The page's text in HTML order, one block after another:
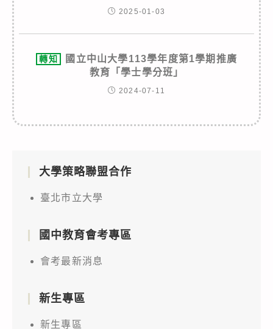
2025-01-03
轉知
國立中山大學113學年度第1學期推廣
教育「學士學分班」
2024-07-11
大學策略聯盟合作
臺北市立大學
國中教育會考專區
會考最新消息
新生專區
新生專區